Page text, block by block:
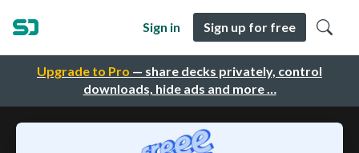
Upgrade to Pro — share decks privately, control
downloads, hide ads and more …
Sign in Sign up for free